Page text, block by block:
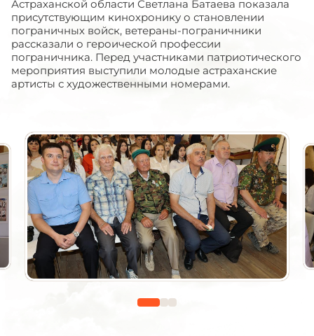
Астраханской области Светлана Батаева показала
присутствующим кинохронику о становлении
пограничных войск, ветераны-пограничники
рассказали о героической профессии
пограничника. Перед участниками патриотического
мероприятия выступили молодые астраханские
артисты с художественными номерами.